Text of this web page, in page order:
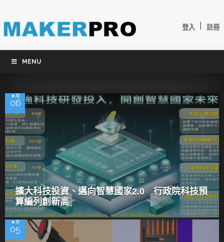
登入 註冊
MENU
8 月
06
擴大科技投資、邁向智慧國家2.0 行政院科技預
算編列創新高
8 月
05